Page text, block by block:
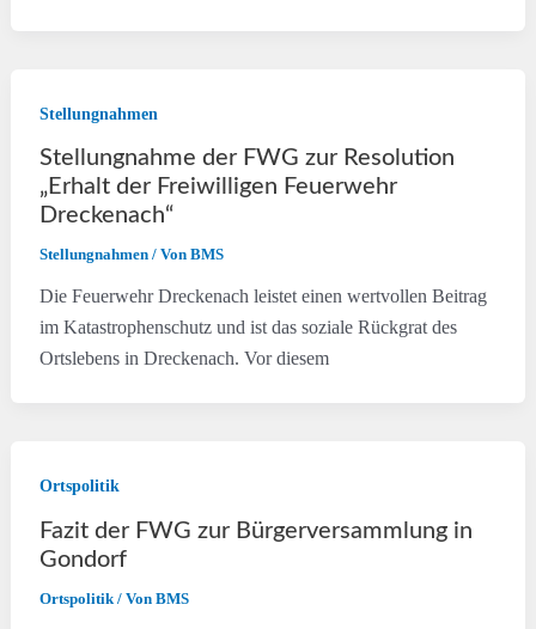
Stellungnahmen
Stellungnahme der FWG zur Resolution
„Erhalt der Freiwilligen Feuerwehr
Dreckenach“
Stellungnahmen/ Von BMS
Die Feuerwehr Dreckenach leistet einen wertvollen Beitrag
im Katastrophenschutz und ist das soziale Rückgrat des
Ortslebens in Dreckenach. Vor diesem
Ortspolitik
Fazit der FWG zur Bürgerversammlung in
Gondorf
Ortspolitik/ Von BMS